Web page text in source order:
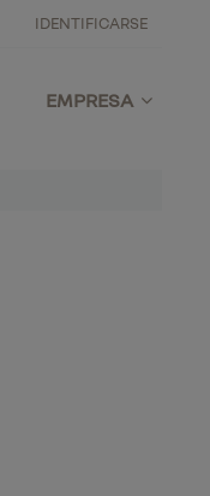
IDENTIFICARSE
EMPRESA